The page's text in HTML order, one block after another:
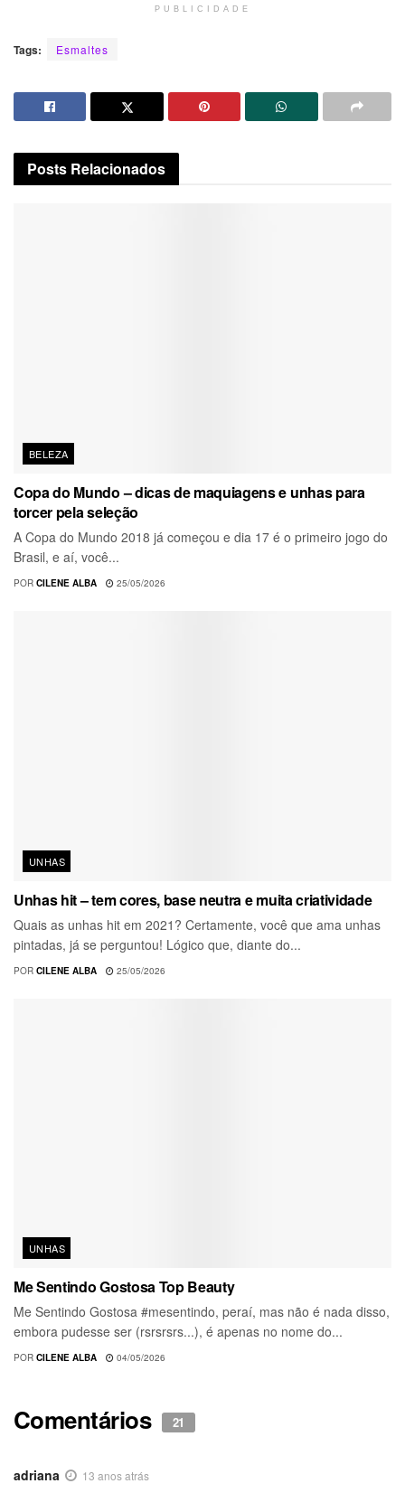
PUBLICIDADE
Tags: Esmaltes
Posts Relacionados
BELEZA
Copa do Mundo – dicas de maquiagens e unhas para
torcer pela seleção
A Copa do Mundo 2018 já começou e dia 17 é o primeiro jogo do
Brasil, e aí, você...
POR CILENE ALBA 25/05/2026
UNHAS
Unhas hit – tem cores, base neutra e muita criatividade
Quais as unhas hit em 2021? Certamente, você que ama unhas
pintadas, já se perguntou! Lógico que, diante do...
POR CILENE ALBA 25/05/2026
UNHAS
Me Sentindo Gostosa Top Beauty
Me Sentindo Gostosa #mesentindo, peraí, mas não é nada disso,
embora pudesse ser (rsrsrsrs...), é apenas no nome do...
POR CILENE ALBA 04/05/2026
Comentários 21
adriana 13 anos atrás